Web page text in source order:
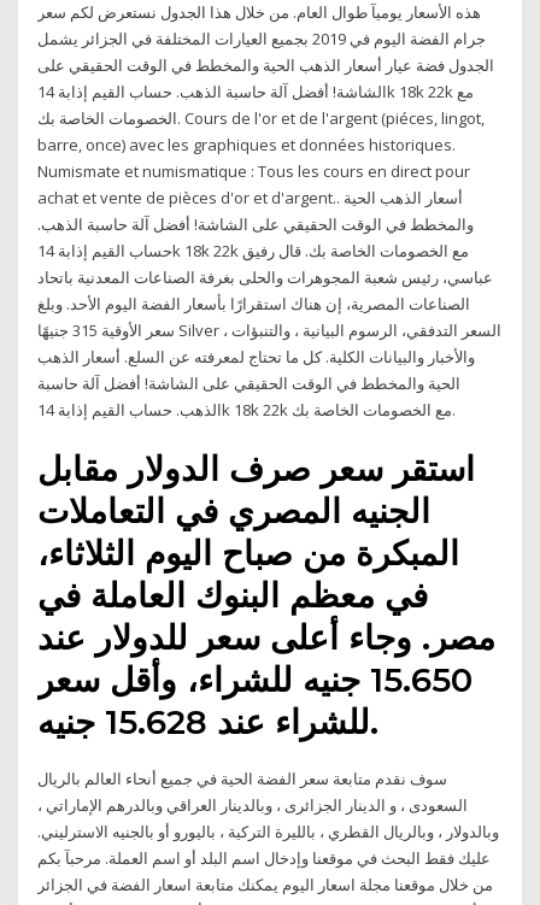
هذه الأسعار يوميآ طوال العام. من خلال هذا الجدول نستعرض لكم سعر
جرام الفضة اليوم في 2019 بجميع العيارات المختلفة في الجزائر يشمل
الجدول فضة عيار أسعار الذهب الحية والمخطط في الوقت الحقيقي على
الشاشة! أفضل آلة حاسبة الذهب. حساب القيم إذابة 14k 18k 22k مع
الخصومات الخاصة بك. Cours de l'or et de l'argent (piéces, lingot,
barre, once) avec les graphiques et données historiques.
Numismate et numismatique : Tous les cours en direct pour
achat et vente de pièces d'or et d'argent.. أسعار الذهب الحية
والمخطط في الوقت الحقيقي على الشاشة! أفضل آلة حاسبة الذهب.
حساب القيم إذابة 14k 18k 22k مع الخصومات الخاصة بك. قال رفيق
عباسي، رئيس شعبة المجوهرات والحلى بغرفة الصناعات المعدنية باتحاد
الصناعات المصرية، إن هناك استقرارًا بأسعار الفضة اليوم الأحد. وبلغ
سعر الأوقية 315 جنيهًا Silver السعر التدفقي، الرسوم البيانية ، والتنبؤات ،
والأخبار والبيانات الكلية. كل ما تحتاج لمعرفته عن السلع. أسعار الذهب
الحية والمخطط في الوقت الحقيقي على الشاشة! أفضل آلة حاسبة
الذهب. حساب القيم إذابة 14k 18k 22k مع الخصومات الخاصة بك.
استقر سعر صرف الدولار مقابل
الجنيه المصري في التعاملات
المبكرة من صباح اليوم الثلاثاء،
في معظم البنوك العاملة في
مصر. وجاء أعلى سعر للدولار عند
15.650 جنيه للشراء، وأقل سعر
للشراء عند 15.628 جنيه.
سوف نقدم متابعة سعر الفضة الحية في جميع أنحاء العالم بالريال
السعودى ، و الدينار الجزائرى ، وبالدينار العراقي وبالدرهم الإماراتي ،
وبالدولار ، وبالريال القطري ، بالليرة التركية ، باليورو أو بالجنيه الاسترليني.
عليك فقط البحث في موقعنا وإدخال اسم البلد أو اسم العملة. مرحبآ بكم
من خلال موقعنا مجلة اسعار اليوم يمكنك متابعة اسعار الفضة في الجزائر